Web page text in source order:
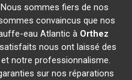
sommes fiers de nos
convaincus que nos
eau Atlantic à Orthez
nous ont laissé des
notre professionnalisme.
sur nos réparations